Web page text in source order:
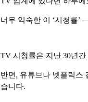
너무 익숙한 이 ‘시청률’
TV 시청률은 지난 30년
반면, 유튜브나 넷플릭스
습니다.